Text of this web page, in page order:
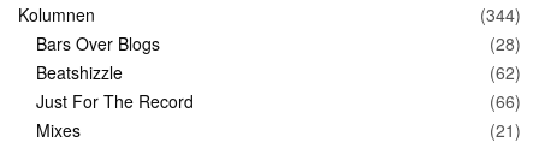
Kolumnen
(344)
Bars Over Blogs
(28)
Beatshizzle
(62)
Just For The Record
(66)
Mixes
(21)